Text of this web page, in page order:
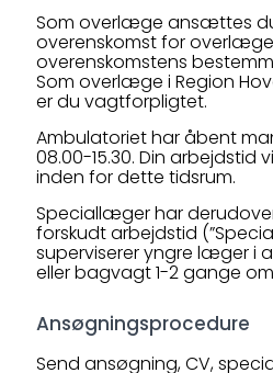
Som overlæge ansættes
overenskomst for
overenskomstens
Som overlæge i Region
er du vagtforpligtet.
Ambulatoriet har åbent
08.00-15.30. Din
inden for dette tidsrum.
Speciallæger har
forskudt arbejdstid
superviserer yngre læger i
eller bagvagt 1-2 gange
Ansøgningsprocedure
Send ansøgning, CV,